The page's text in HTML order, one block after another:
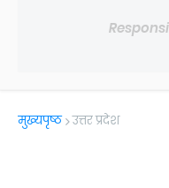
मुख्यपृष्ठ उत्तर प्रदेश